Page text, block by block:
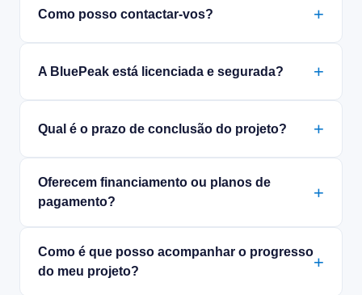
Como posso contactar-vos?
A BluePeak está licenciada e segurada?
Qual é o prazo de conclusão do projeto?
Oferecem financiamento ou planos de
pagamento?
Como é que posso acompanhar o progresso
do meu projeto?